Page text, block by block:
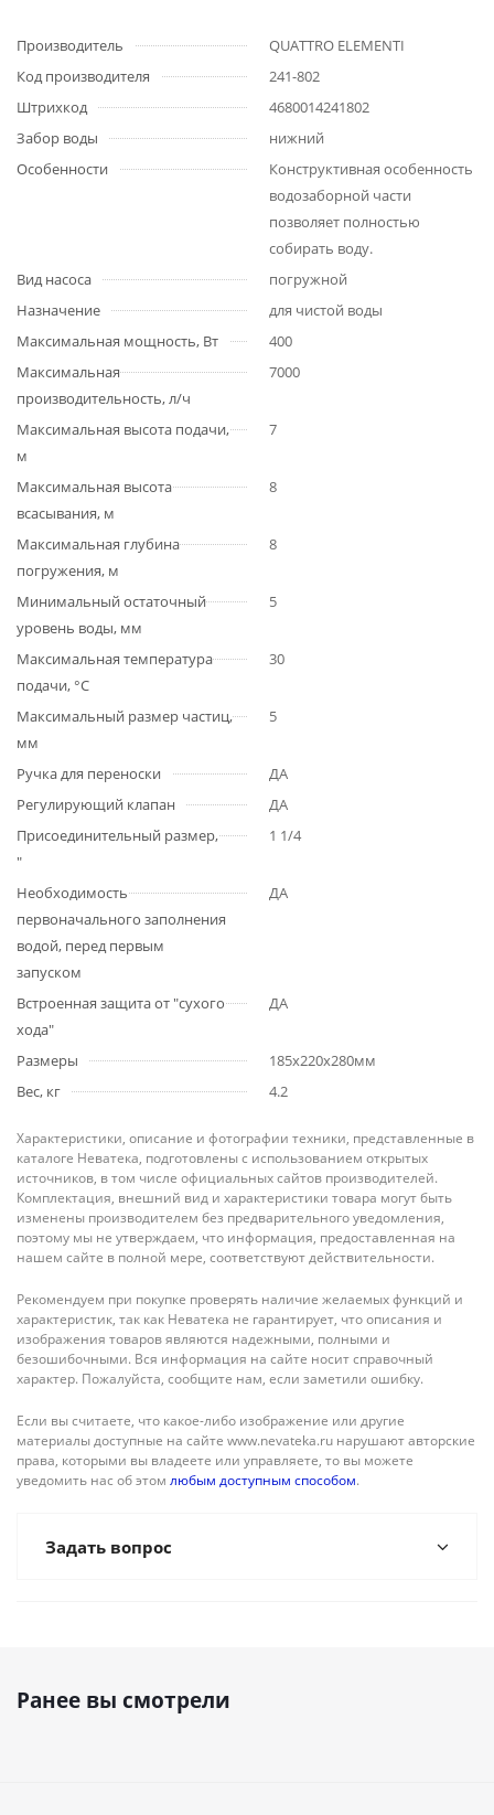
Производитель
QUATTRO ELEMENTI
Код производителя
241-802
Штрихкод
4680014241802
Забор воды
нижний
Особенности
Конструктивная особенность
водозаборной части
позволяет полностью
собирать воду.
Вид насоса
погружной
Назначение
для чистой воды
Максимальная мощность, Вт
400
Максимальная
производительность, л/ч
7000
Максимальная высота подачи,
м
7
Максимальная высота
всасывания, м
8
Максимальная глубина
погружения, м
8
Минимальный остаточный
уровень воды, мм
5
Максимальная температура
подачи, °С
30
Максимальный размер частиц,
мм
5
Ручка для переноски
ДА
Регулирующий клапан
ДА
Присоединительный размер,
"
1 1/4
Необходимость
первоначального заполнения
водой, перед первым
запуском
ДА
Встроенная защита от "сухого
хода"
ДА
Размеры
185x220x280мм
Вес, кг
4.2
Характеристики, описание и фотографии техники, представленные в
каталоге Неватека, подготовлены с использованием открытых
источников, в том числе официальных сайтов производителей.
Комплектация, внешний вид и характеристики товара могут быть
изменены производителем без предварительного уведомления,
поэтому мы не утверждаем, что информация, предоставленная на
нашем сайте в полной мере, соответствуют действительности.
Рекомендуем при покупке проверять наличие желаемых функций и
характеристик, так как Неватека не гарантирует, что описания и
изображения товаров являются надежными, полными и
безошибочными. Вся информация на сайте носит справочный
характер. Пожалуйста, сообщите нам, если заметили ошибку.
Если вы считаете, что какое-либо изображение или другие
материалы доступные на сайте www.nevateka.ru нарушают авторские
права, которыми вы владеете или управляете, то вы можете
уведомить нас об этом любым доступным способом.
Задать вопрос
Ранее вы смотрели